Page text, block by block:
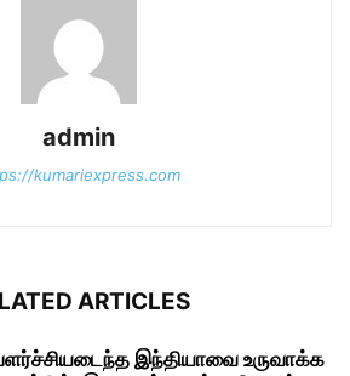
admin
kumariexpress.com
ARTICLES
இந்தியாவை உருவாக்க